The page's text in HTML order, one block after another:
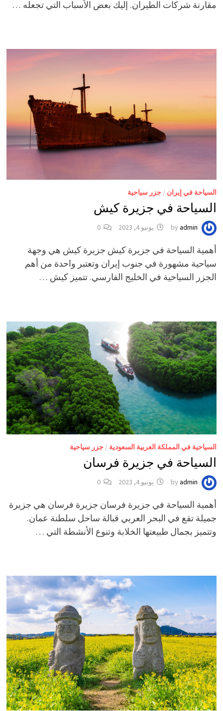
مقارنة شركات الطيران. إليك بعض الأسباب التي تجعله …
السياحة في إيران / جزر سياحية
السياحة في جزيرة كيش
byadmin يونيو 4, 2023 0
أهمية السياحة في جزيرة كيش جزيرة كيش هي وجهة
سياحية مشهورة في جنوب إيران وتعتبر واحدة من أهم
الجزر السياحية في الخليج الفارسي. تتميز كيش …
السياحية في المملكة العربية السعودية / جزر سياحية
السياحة في جزيرة فرسان
byadmin يونيو 4, 2023 0
أهمية السياحة في جزيرة فرسان جزيرة فرسان هي جزيرة
جميلة تقع في البحر العربي قبالة ساحل سلطنة عمان.
وتتميز بجمال طبيعتها الخلابة وتنوع الأنشطة التي …